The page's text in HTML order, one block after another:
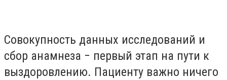
Совокупность данных исследований и
сбор анамнеза − первый этап на пути к
выздоровлению. Пациенту важно ничего